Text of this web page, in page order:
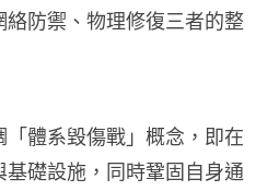
防禦、物理修復三者的整
體系毀傷戰」概念，即在
礎設施，同時鞏固自身通